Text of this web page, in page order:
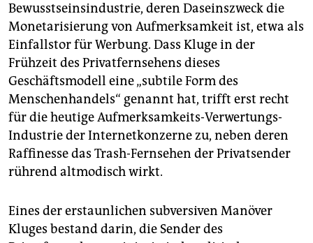
Bewusstseinsindustrie, deren Daseinszweck die
Monetarisierung von Aufmerksamkeit ist, etwa als
Einfallstor für Werbung. Dass Kluge in der
Frühzeit des Privatfernsehens dieses
Geschäftsmodell eine „subtile Form des
Menschenhandels“ genannt hat, trifft erst recht
für die heutige Aufmerksamkeits-Verwertungs-
Industrie der Internetkonzerne zu, neben deren
Raffinesse das Trash-Fernsehen der Privatsender
rührend altmodisch wirkt.
Eines der erstaunlichen subversiven Manöver
Kluges bestand darin, die Sender des